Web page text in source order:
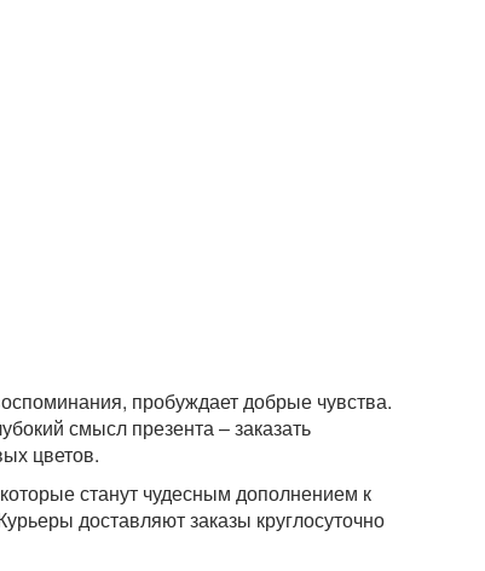
пробуждает добрые чувства.
смысл презента – заказать
цветов.
станут чудесным дополнением к
доставляют заказы круглосуточно